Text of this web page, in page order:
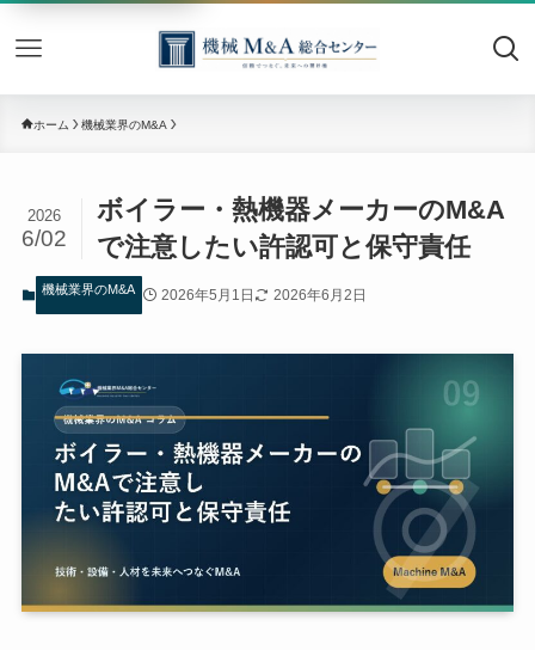
機械
ホーム 機械業界のM&A
ボイラー・熱機器メーカーのM&A
で注意したい許認可と保守責任
2026
6/02
機械業界のM&A 2026年5月1日 2026年6月2日